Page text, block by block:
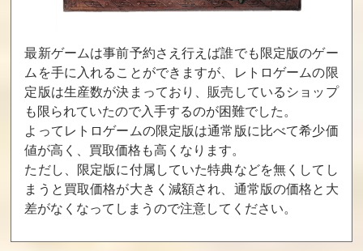
買取価格 買取価格 買取価格
ターミネーター2
買取価格
10,000
パズロット
買取価格
10,000
カオスワールド
買取価格
バトルトード
買取価格
激亀忍者伝
買取価格
ロボッ子ウォー
ズ
買取価格
最新ゲームは事前予約さえ行えば誰でも限定版のゲー
ムを手に入れることができますが、レトロゲームの限
定版は生産数が決まっており、販売しているショップ
も限られていたので入手するのが困難でした。
よってレトロゲームの限定版は通常版に比べて希少価
値が高く、買取価格も高くなります。
ただし、限定版に付属していた特典などを無くしてし
まうと買取価格が大きく減額され、通常版の価格と大
差がなくなってしまうので注意してください。